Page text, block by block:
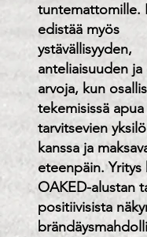
tuntemattomille.
edistää myös
ystävällisyyden,
anteliaisuuden
arvoja, kun
tekemisissä apua
tarvitsevien
kanssa ja
eteenpäin. Yritys
OAKED-alustan
positiivisista